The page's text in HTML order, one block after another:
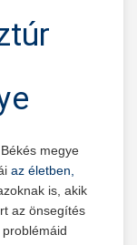
megye
az életben,
is, akik
az önsegítés